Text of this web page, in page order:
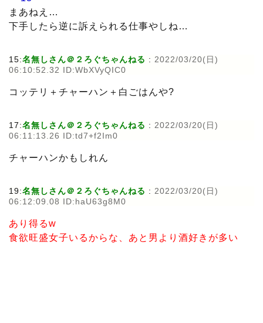
まあねえ…
下手したら逆に訴えられる仕事やしね…
15:名無しさん＠２ろぐちゃんねる : 2022/03/20(日)
06:10:52.32 ID:WbXVyQIC0
コッテリ＋チャーハン＋白ごはんや?
17:名無しさん＠２ろぐちゃんねる : 2022/03/20(日)
06:11:13.26 ID:td7+f2Im0
チャーハンかもしれん
19:名無しさん＠２ろぐちゃんねる : 2022/03/20(日)
06:12:09.08 ID:haU63g8M0
あり得るw
食欲旺盛女子いるからな、あと男より酒好きが多い